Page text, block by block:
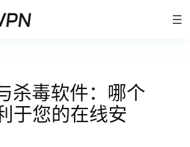
杀毒软件：哪个
于您的在线安